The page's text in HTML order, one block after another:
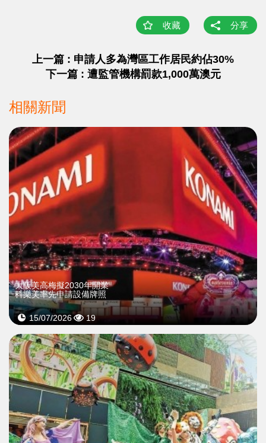
收藏 分享
上一篇 : 申請人多為灣區工作居民約佔30%
下一篇 : 遭監管機構罰款1,000萬澳元
相關新聞
大阪美高梅擬2030年開業
科樂美率先申請設備牌照
15/07/2026 19
>